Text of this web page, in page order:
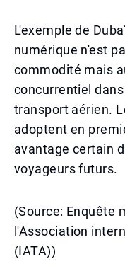
L'exemple de
numérique n'est
commodité mais
concurrentiel
transport aérien.
adoptent en
avantage certain
voyageurs futurs.
(Source: Enquête
l'Association
(IATA))